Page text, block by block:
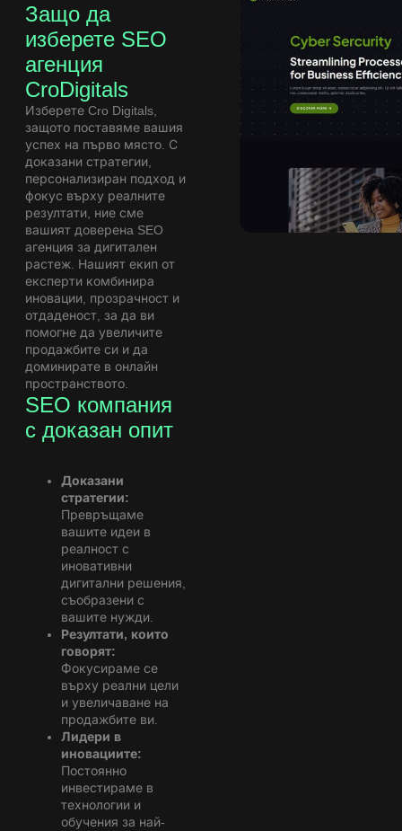
Защо да
изберете SEO
агенция
CroDigitals
Изберете Cro Digitals,
защото поставяме вашия
успех на първо място. С
доказани стратегии,
персонализиран подход и
фокус върху реалните
резултати, ние сме
вашият доверенa SEO
агенция за дигитален
растеж. Нашият екип от
експерти комбинира
иновации, прозрачност и
отдаденост, за да ви
помогне да увеличите
продажбите си и да
доминирате в онлайн
пространството.
SEO компания
с доказан опит
Доказани
стратегии:
Превръщаме
вашите идеи в
реалност с
иновативни
дигитални решения,
съобразени с
вашите нужди.
Резултати, които
говорят:
Фокусираме се
върху реални цели
и увеличаване на
продажбите ви.
Лидери в
иновациите:
Постоянно
инвестираме в
технологии и
обучения за най-